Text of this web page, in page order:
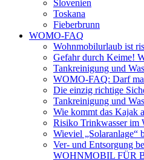
Slovenien
Toskana
Fieberbrunn
WOMO-FAQ
Wohnmobilurlaub ist
Gefahr durch Keime!
Tankreinigung und
WOMO-FAQ: Darf
Die einzig richtige
Tankreinigung und
Wie kommt das Kajak
Risiko Trinkwasser im
Wieviel „Solaranlage“
Ver- und Entsorgung
WOHNMOBIL FÜR